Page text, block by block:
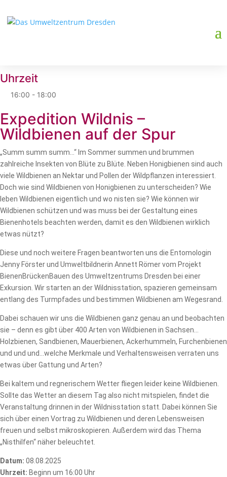
Datum
Uhrzeit
16:00 - 18:00
Expedition Wildnis –
Wildbienen auf der Spur
„Summ summ summ…“ Im Sommer summen und brummen
zahlreiche Insekten von Blüte zu Blüte. Neben Honigbienen sind auch
viele Wildbienen an Nektar und Pollen der Wildpflanzen interessiert.
Doch wie sind Wildbienen von Honigbienen zu unterscheiden? Wie
leben Wildbienen eigentlich und wo nisten sie? Wie können wir
Wildbienen schützen und was muss bei der Gestaltung eines
Bienenhotels beachten werden, damit es den Wildbienen wirklich
etwas nützt?
Diese und noch weitere Fragen beantworten uns die Entomologin
Jenny Förster und Umweltbildnerin Annett Römer vom Projekt
BienenBrückenBauen des Umweltzentrums Dresden bei einer
Exkursion. Wir starten an der Wildnisstation, spazieren gemeinsam
entlang des Turmpfades und bestimmen Wildbienen am Wegesrand.
Dabei schauen wir uns die Wildbienen ganz genau an und beobachten
sie – denn es gibt über 400 Arten von Wildbienen in Sachsen…
Holzbienen, Sandbienen, Mauerbienen, Ackerhummeln, Furchenbienen
und und und…welche Merkmale und Verhaltensweisen verraten uns
etwas über Gattung und Arten?
Bei kaltem und regnerischem Wetter fliegen leider keine Wildbienen.
Sollte das Wetter an diesem Tag also nicht mitspielen, findet die
Veranstaltung drinnen in der Wildnisstation statt. Dabei können Sie
sich über einen Vortrag zu Wildbienen und deren Lebensweisen
freuen und selbst mikroskopieren. Außerdem wird das Thema
„Nisthilfen“ näher beleuchtet.
Datum: 08.08.2025
Uhrzeit: Beginn um 16:00 Uhr